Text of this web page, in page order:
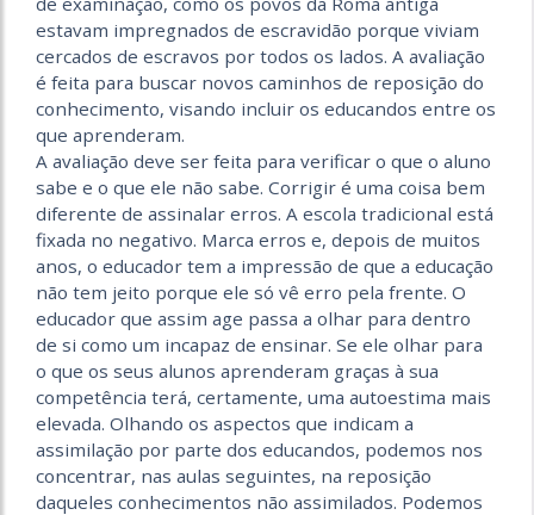
estavam impregnados de escravidão porque viviam
cercados de escravos por todos os lados. A avaliação
é feita para buscar novos caminhos de reposição do
conhecimento, visando incluir os educandos entre os
que aprenderam.
A avaliação deve ser feita para verificar o que o aluno
sabe e o que ele não sabe. Corrigir é uma coisa bem
diferente de assinalar erros. A escola tradicional está
fixada no negativo. Marca erros e, depois de muitos
anos, o educador tem a impressão de que a educação
não tem jeito porque ele só vê erro pela frente. O
educador que assim age passa a olhar para dentro
de si como um incapaz de ensinar. Se ele olhar para
o que os seus alunos aprenderam graças à sua
competência terá, certamente, uma autoestima mais
elevada. Olhando os aspectos que indicam a
assimilação por parte dos educandos, podemos nos
concentrar, nas aulas seguintes, na reposição
daqueles conhecimentos não assimilados. Podemos